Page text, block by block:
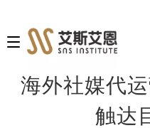
海外社媒代
触达